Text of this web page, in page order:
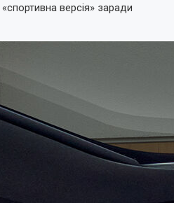
версія» заради